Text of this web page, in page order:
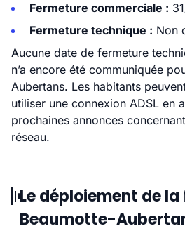
Fermeture commerciale :
Fermeture technique : Non
Aucune date de fermeture
n’a encore été communiquée
Aubertans. Les habitants
utiliser une connexion ADSL en
prochaines annonces
réseau.
Le déploiement de
Beaumotte-